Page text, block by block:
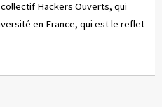
Hackers Ouverts, qui
en France, qui est le reflet